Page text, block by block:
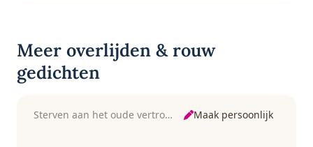
Meer overlijden & rouw
gedichten
Sterven aan het oude vertrouwde Maak persoonlijk